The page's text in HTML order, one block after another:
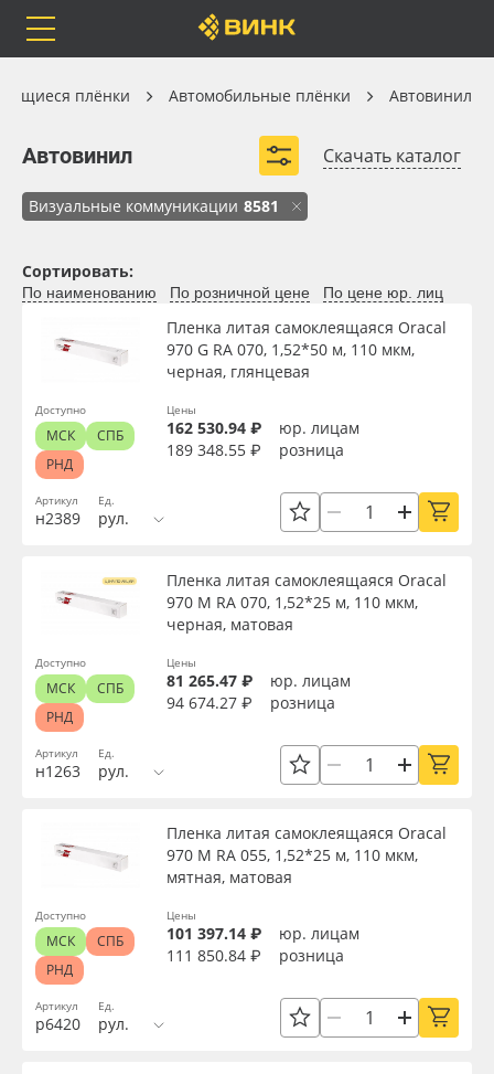
Каталог
Orafol
Бренды
Оплата
Сервис
Компания
Контакты
Блог
Избранное
8 800 550 7888
Москва
Весь каталог
Рулонные материалы
Самоклеящиеся плёнки
Чернила
Клей, скотчи и крепёж
Профильные системы
Сублимация и термотрансфер
Светотехника
Упаковочные материалы
Оборудование и инструмент
Новинки ассортимента
Oracal 641
плёнки Автомобильные плёнки Автовинил
Автовинил Скачать каталог
Визуальные коммуникации 8581
Автомобильные плёнки
ORACAL® 970
ORACAL® 975
Вид
Тип
Длина рулона, м
Толщина, мкм
Материал
Цвет клея
Текстура
Сортировать:
По наименованию По розничной цене По цене юр. лиц
Артикул
н2389
Пленка литая самоклеящаяся Oracal
970 G RA 070, 1,52*50 м, 110 мкм,
черная, глянцевая
Ед.
рул.
Цены
162 530.94 ₽
юр. лицам
189 348.55 ₽
розница
Доступно
МСК
СПБ
РНД
Артикул
н1263
Пленка литая самоклеящаяся Oracal
970 M RA 070, 1,52*25 м, 110 мкм,
черная, матовая
Ед.
рул.
Цены
81 265.47 ₽
юр. лицам
94 674.27 ₽
розница
Доступно
МСК
СПБ
РНД
Артикул
р6420
Пленка литая самоклеящаяся Oracal
970 M RA 055, 1,52*25 м, 110 мкм,
мятная, матовая
Ед.
рул.
Цены
101 397.14 ₽
юр. лицам
111 850.84 ₽
розница
Доступно
МСК
СПБ
РНД